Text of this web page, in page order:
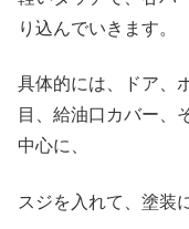
り込んでいきます。
具体的には、ドア、
目、給油口カバー、
中心に、
スジを入れて、塗装